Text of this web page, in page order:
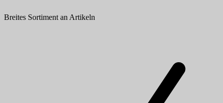
Breites Sortiment an Artikeln